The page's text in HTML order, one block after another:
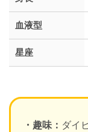
血液型
星座
・趣味： ダイ